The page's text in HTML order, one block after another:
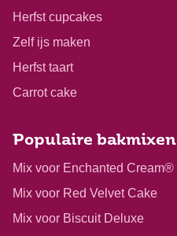
Herfst cupcakes
Zelf ijs maken
Herfst taart
Carrot cake
Populaire bakmixen
Mix voor Enchanted Cream®
Mix voor Red Velvet Cake
Mix voor Biscuit Deluxe